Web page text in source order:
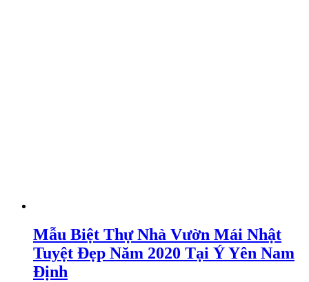
Mẫu Biệt Thự Nhà Vườn Mái Nhật
Tuyệt Đẹp Năm 2020 Tại Ý Yên Nam
Định